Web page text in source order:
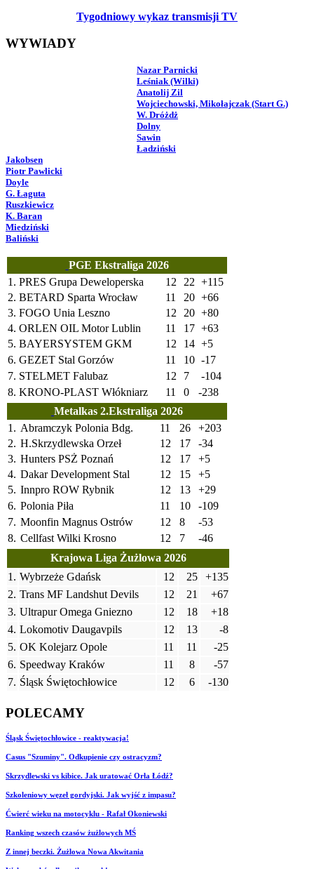
Tygodniowy wykaz transmisji TV
WYWIADY
Nazar Parnicki
Leśniak (Wilki)
Anatolij Zil
Wojciechowski, Mikołajczak (Start G.)
W. Dróżdż
Dolny
Sawin
Ładziński
Jakobsen
Piotr Pawlicki
Doyle
G. Łaguta
Ruszkiewicz
K. Baran
Miedziński
Baliński
PGE Ekstraliga 2026
1. PRES Grupa Deweloperska 12 22 +115
2. BETARD Sparta Wrocław 11 20 +66
3. FOGO Unia Leszno 12 20 +80
4. ORLEN OIL Motor Lublin 11 17 +63
5. BAYERSYSTEM GKM 12 14 +5
6. GEZET Stal Gorzów 11 10 -17
7. STELMET Falubaz 12 7
-104
8. KRONO-PLAST Włókniarz 11 0
-238
Metalkas 2.Ekstraliga 2026
1. Abramczyk Polonia Bdg. 11 26
+203
2. H.Skrzydlewska Orzeł 12 17
-34
3. Hunters PSŻ Poznań 12 17
+5
4. Dakar Development Stal 12 15
+5
5. Innpro ROW Rybnik 12 13
+29
6. Polonia Piła 11 10
-109
7. Moonfin Magnus Ostrów 12 8
-53
8. Cellfast Wilki Krosno 12 7
-46
Krajowa Liga Żużlowa 2026
1. Wybrzeże Gdańsk 12 25
+135
2. Trans MF Landshut Devils 12 21
+67
3. Ultrapur Omega Gniezno 12 18
+18
4. Lokomotiv Daugavpils 12 13
-8
5. OK Kolejarz Opole 11 11
-25
6. Speedway Kraków 11 8
-57
7. Śląsk Świętochłowice 12 6 -130
POLECAMY
Śląsk Świętochłowice - reaktywacja!
Casus "Szuminy". Odkupienie czy ostracyzm?
Skrzydlewski vs kibice. Jak uratować Orła Łódź?
Szkoleniowy węzeł gordyjski. Jak wyjść z impasu?
Ćwierć wieku na motocyklu - Rafał Okoniewski
Ranking wszech czasów żużlowych MŚ
Z innej beczki. Żużlowa Nowa Akwitania